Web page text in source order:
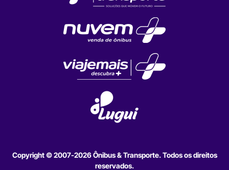
Copyright © 2007-2026 Ônibus & Transporte. Todos os direitos
reservados.